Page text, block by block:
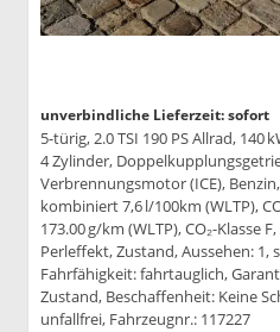
unverbindliche Lieferzeit: sofort
5-türig, 2.0 TSI 190 PS Allrad, 140
4 Zylinder,
Verbrennungsmotor (ICE),
kombiniert 7,6 l/100km (WLTP),
173.00 g/km (WLTP), CO₂-Klasse
Perleffekt, Zustand, Aussehen: 1,
Fahrfähigkeit: fahrtauglich,
Zustand, Beschaffenheit: Keine
unfallfrei, Fahrzeugnr.: 117227